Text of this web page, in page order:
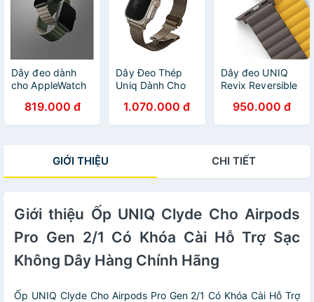
Dây đeo dành
cho AppleWatch
Reversible
Magnetic Silicone
819.000 đ
Dây Đeo Thép
Uniq Dành Cho
Ultra 2 / 1, Apple
Watch Series 10-
1.070.000 đ
Dây đeo UNIQ
Revix Reversible
Strap
(42/44/45mm)
Hàng Chính Hãng
950.000 đ
GIỚI THIỆU CHI TIẾT
Giới thiệu Ốp UNIQ Clyde Cho Airpods
Pro Gen 2/1 Có Khóa Cài Hỗ Trợ Sạc
Không Dây Hàng Chính Hãng
Ốp UNIQ Clyde Cho Airpods Pro Gen 2/1 Có Khóa Cài Hỗ Trợ